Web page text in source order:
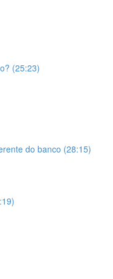
(25:23)
do banco (28:15)